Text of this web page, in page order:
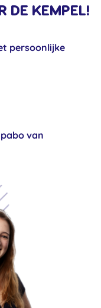
DE KEMPEL!
persoonlijke
pabo van